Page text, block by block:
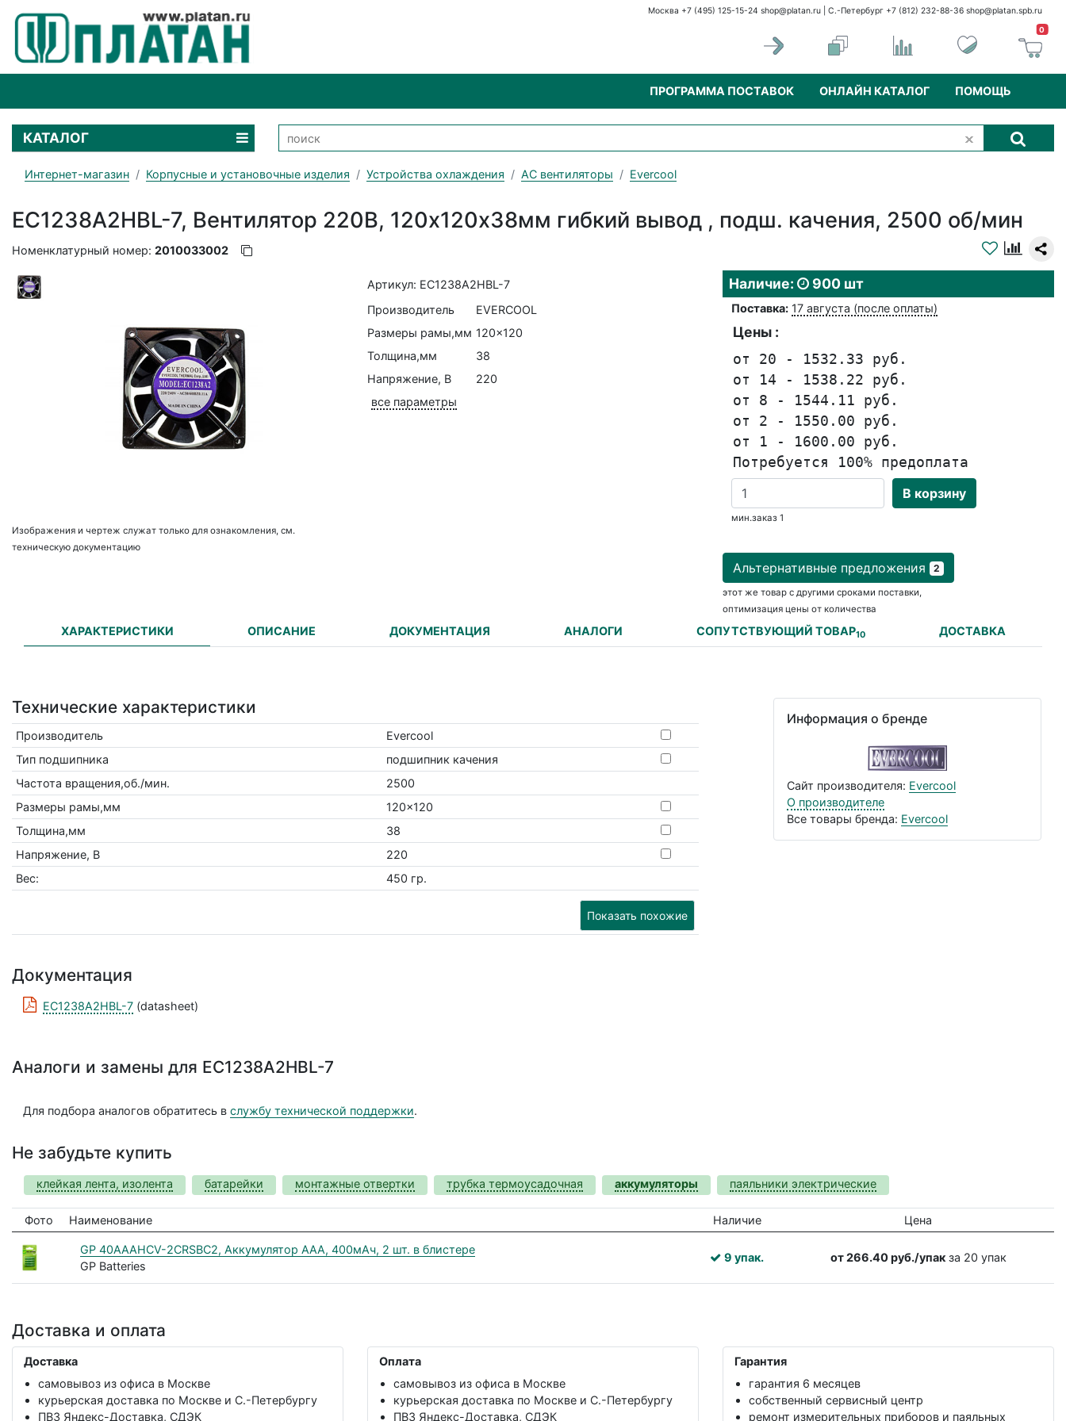
Москва +7 (495) 125-15-24 shop@platan.ru | С.-Петербург +7 (812) 232-88-36 shop@platan.spb.ru
0
ПРОГРАММА ПОСТАВОК ОНЛАЙН КАТАЛОГ ПОМОЩЬ
КАТАЛОГ
Интернет-магазин Корпусные и установочные изделия Устройства охлаждения AC вентиляторы Evercool
EC1238A2HBL-7, Вентилятор 220В, 120х120х38мм гибкий вывод , подш. качения, 2500 об/мин
Номенклатурный номер: 2010033002
Изображения и чертеж служат только для ознакомления, см.
техническую документацию
Артикул: EC1238A2HBL-7
Производитель
EVERCOOL
Размеры рамы,мм 120x120
Толщина,мм
38
Напряжение, В
220
все параметры
Наличие: 900 шт
Поставка: 17 августа (после оплаты)
Цены :
от 20 - 1532.33 руб.
от 14 - 1538.22 руб.
от 8 - 1544.11 руб.
от 2 - 1550.00 руб.
от 1 - 1600.00 руб.
Потребуется 100% предоплата
В корзину
мин.заказ 1
Альтернативные предложения 2
этот же товар с другими сроками поставки,
оптимизация цены от количества
ХАРАКТЕРИСТИКИ ОПИСАНИЕ ДОКУМЕНТАЦИЯ АНАЛОГИ СОПУТСТВУЮЩИЙ ТОВАР10 ДОСТАВКА
Технические характеристики
Производитель
Evercool
Тип подшипника
подшипник качения
Частота вращения,об./мин.
2500
Размеры рамы,мм
120x120
Толщина,мм
38
Напряжение, В
220
Вес:
450 гр.
Показать похожие
Информация о бренде
Сайт производителя: Evercool
О производителе
Все товары бренда: Evercool
Документация
EC1238A2HBL-7 (datasheet)
Аналоги и замены для EC1238A2HBL-7
Для подбора аналогов обратитесь вслужбу технической поддержки.
Не забудьте купить
клейкая лента, изолента батарейки монтажные отвертки трубка термоусадочная аккумуляторы паяльники электрические
Фото Наименование Наличие Цена
GP 40AAAHCV-2CRSBC2, Аккумулятор AAA, 400мАч, 2 шт. в блистере
GP Batteries
9 упак. от 266.40 руб./упакза 20 упак
Доставка и оплата
Доставка
самовывоз из офиса в Москве
курьерская доставка по Москве и С.-Петербургу
ПВЗ Яндекс-Доставка, СДЭК
Оплата
самовывоз из офиса в Москве
курьерская доставка по Москве и С.-Петербургу
ПВЗ Яндекс-Доставка, СДЭК
Гарантия
гарантия 6 месяцев
собственный сервисный центр
ремонт измерительных приборов и паяльных